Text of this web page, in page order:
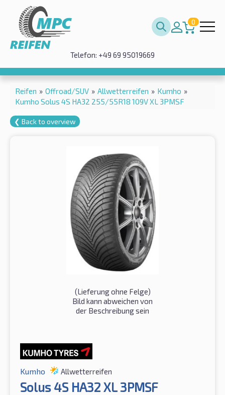
0
Telefon: +49 69 95019669
Reifen » Offroad/SUV » Allwetterreifen » Kumho »
Kumho Solus 4S HA32 255/55R18 109V XL 3PMSF
❮ Back to overview
(Lieferung ohne Felge)
Bild kann abweichen von
der Beschreibung sein
Kumho Allwetterreifen
Solus 4S HA32 XL 3PMSF